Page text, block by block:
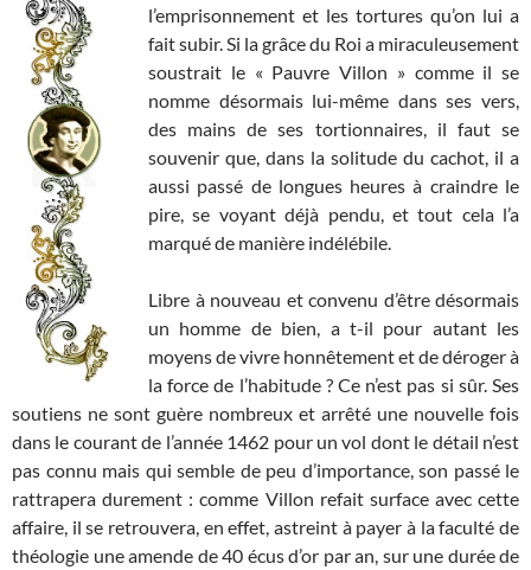
l’emprisonnement et les tortures qu’on lui a
fait subir. Si la grâce du Roi a miraculeusement
soustrait le « Pauvre Villon » comme il se
nomme désormais lui-même dans ses vers,
des mains de ses tortionnaires, il faut se
souvenir que, dans la solitude du cachot, il a
aussi passé de longues heures à craindre le
pire, se voyant déjà pendu, et tout cela l’a
marqué de manière indélébile.
Libre à nouveau et convenu d’être désormais
un homme de bien, a t-il pour autant les
moyens de vivre honnêtement et de déroger à
la force de l’habitude ? Ce n’est pas si sûr. Ses
soutiens ne sont guère nombreux et arrêté une nouvelle fois
dans le courant de l’année 1462 pour un vol dont le détail n’est
pas connu mais qui semble de peu d’importance, son passé le
rattrapera durement : comme Villon refait surface avec cette
affaire, il se retrouvera, en effet, astreint à payer à la faculté de
théologie une amende de 40 écus d’or par an, sur une durée de